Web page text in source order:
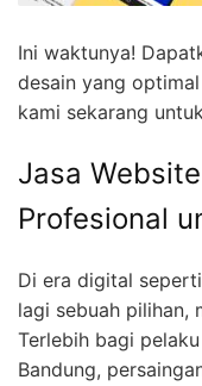
Ini waktunya!
desain yang
kami sekarang
Jasa
Profesional
Di era digital
lagi sebuah pilihan,
Terlebih bagi
Bandung,